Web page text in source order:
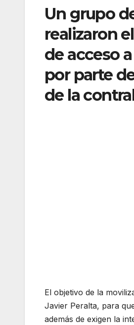
Un grupo
realizaron
de acceso
por parte
de la
El objetivo de la
Javier Peralta, para
además de exigen la